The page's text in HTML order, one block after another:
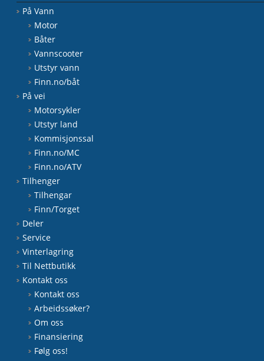
På Vann
Motor
Båter
Vannscooter
Utstyr vann
Finn.no/båt
På vei
Motorsykler
Utstyr land
Kommisjonssal
Finn.no/MC
Finn.no/ATV
Tilhenger
Tilhengar
Finn/Torget
Deler
Service
Vinterlagring
Til Nettbutikk
Kontakt oss
Kontakt oss
Arbeidssøker?
Om oss
Finansiering
Følg oss!